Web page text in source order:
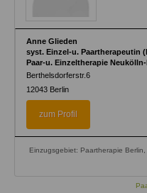
Anne Glieden
syst. Einzel-u. Paartherapeutin
Paar-u. Einzeltherapie
Berthelsdorferstr.6
12043 Berlin
zum Profil
Einzugsgebiet: Paartherapie